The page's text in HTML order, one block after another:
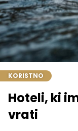
KORISTNO
Hoteli, ki
vrati